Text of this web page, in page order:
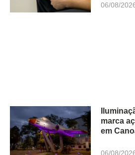
06/08/
marca
em
06/08/